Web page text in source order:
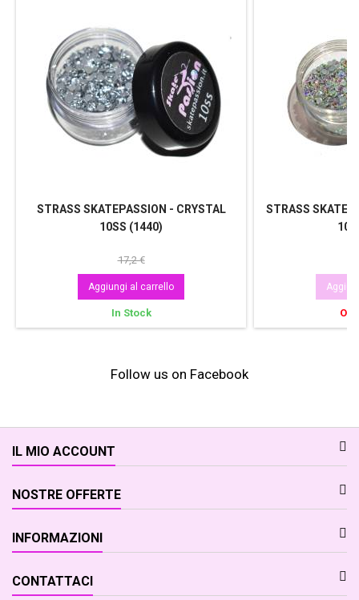
STRASS SKATEPASSION - CRYSTAL
10SS (1440)
17,2 €
Aggiungi al carrello
In Stock
STRASS
Follow us on Facebook
IL MIO ACCOUNT
NOSTRE OFFERTE
INFORMAZIONI
CONTATTACI